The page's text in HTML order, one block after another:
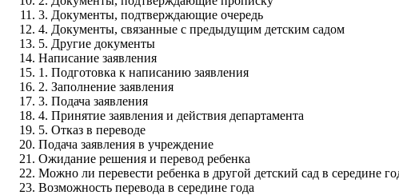
3. Документы, подтверждающие очередь
4. Документы, связанные с предыдущим детским садом
5. Другие документы
Написание заявления
1. Подготовка к написанию заявления
2. Заполнение заявления
3. Подача заявления
4. Принятие заявления и действия департамента
5. Отказ в переводе
Подача заявления в учреждение
Ожидание решения и перевод ребенка
Можно ли перевести ребенка в другой детский сад в середине
Возможность перевода в середине года